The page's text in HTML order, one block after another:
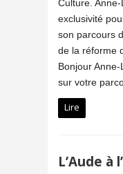
Culture.
exclusivité
son parcours
de la réforme
Bonjour
sur votre
Lire
L’Aude à